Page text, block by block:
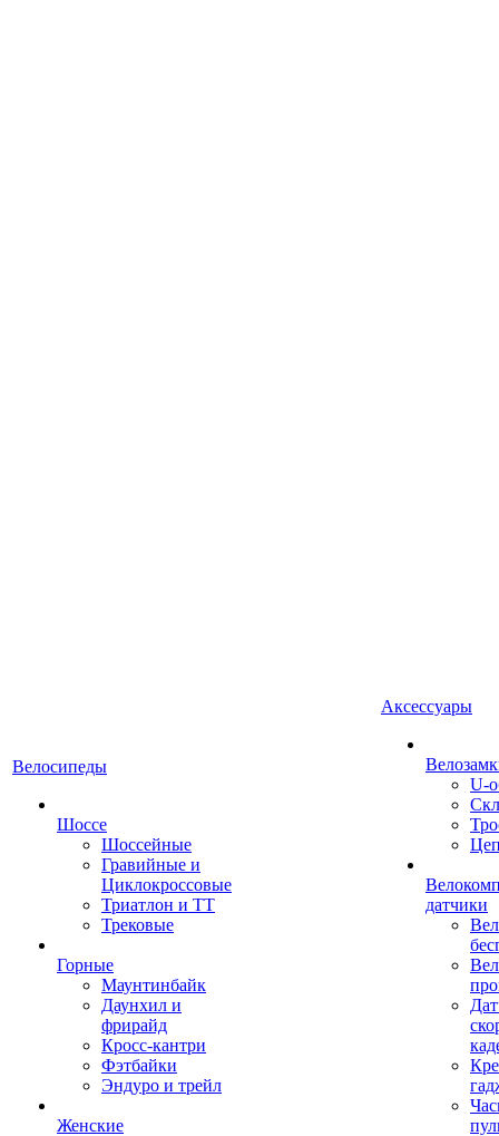
Велосипеды
Шоссе
Шоссейные
Гравийные и
Циклокроссовые
Триатлон и ТТ
Трековые
Горные
Маунтинбайк
Даунхил и
фрирайд
Кросс-кантри
Фэтбайки
Эндуро и трейл
Женские
Аксессуары
U-
датчики